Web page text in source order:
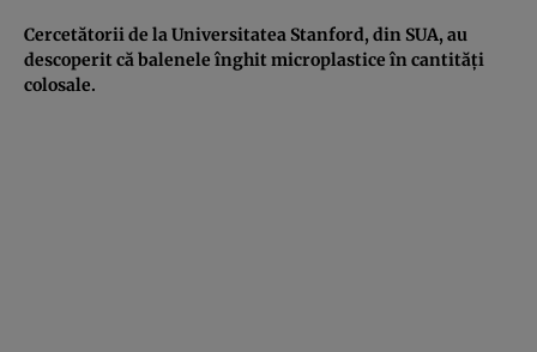
Cercetătorii de la Universitatea Stanford, din SUA, au
descoperit că balenele înghit microplastice în cantități
colosale.